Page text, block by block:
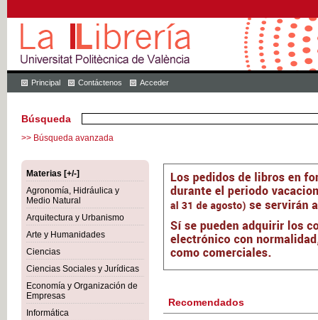
Principal Contáctenos Acceder
Búsqueda
>> Búsqueda avanzada
Materias [+/-]
Agronomía, Hidráulica y
Medio Natural
Arquitectura y Urbanismo
Arte y Humanidades
Ciencias
Ciencias Sociales y Jurídicas
Economía y Organización de
Empresas
Informática
Recomendados